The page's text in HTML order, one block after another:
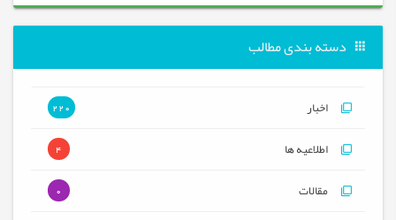
دسته بندی مطالب
اخبار 220
اطلاعیه ها 4
مقالات 0